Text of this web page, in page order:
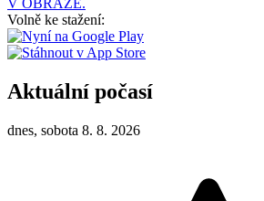
V OBRAZE.
Volně ke stažení:
Aktuální počasí
dnes, sobota 8. 8. 2026